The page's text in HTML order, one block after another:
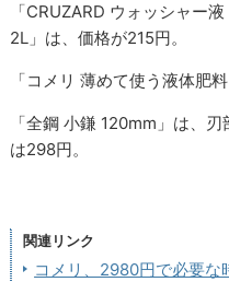
「CRUZARD ウォッシャー
2L」は、価格が215円。
「コメリ 薄めて使う液体肥
「全鋼 小鎌 120mm」は、
は298円。
関連リンク
コメリ、2980円で必要な